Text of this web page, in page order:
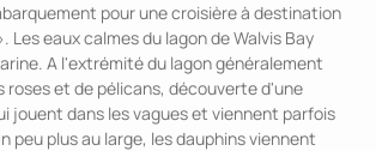
pour une croisière à destination
Les eaux calmes du lagon de Walvis Bay
A l'extrémité du lagon généralement
roses et de pélicans, découverte d'une
jouent dans les vagues et viennent parfois
peu plus au large, les dauphins viennent